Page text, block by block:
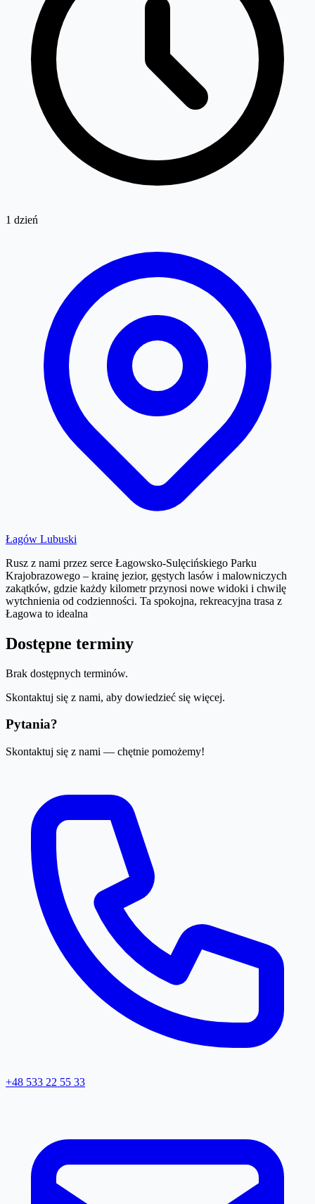
1 dzień
Łagów Lubuski
Rusz z nami przez serce Łagowsko-Sulęcińskiego Parku
Krajobrazowego – krainę jezior, gęstych lasów i malowniczych
zakątków, gdzie każdy kilometr przynosi nowe widoki i chwilę
wytchnienia od codzienności. Ta spokojna, rekreacyjna trasa z
Łagowa to idealna
Dostępne terminy
Brak dostępnych terminów.
Skontaktuj się z nami, aby dowiedzieć się więcej.
Pytania?
Skontaktuj się z nami — chętnie pomożemy!
+48 533 22 55 33